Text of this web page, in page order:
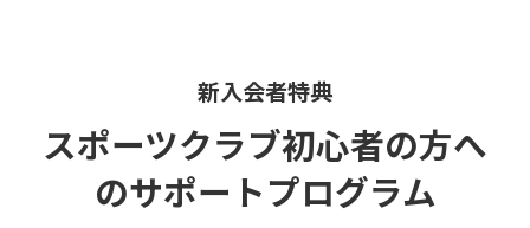
新入会者特典
スポーツクラブ初心者の方へ
のサポートプログラム
will
be
translated
mechanically,